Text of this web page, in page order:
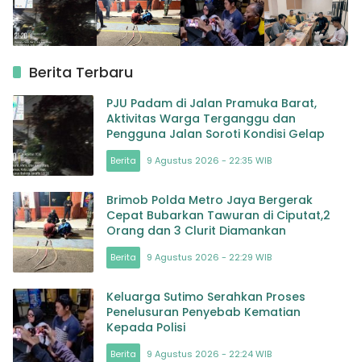
Berita Terbaru
PJU Padam di Jalan Pramuka Barat,
Aktivitas Warga Terganggu dan
Pengguna Jalan Soroti Kondisi Gelap
Berita 9 Agustus 2026 - 22:35 WIB
Brimob Polda Metro Jaya Bergerak
Cepat Bubarkan Tawuran di Ciputat,2
Orang dan 3 Clurit Diamankan
Berita 9 Agustus 2026 - 22:29 WIB
Keluarga Sutimo Serahkan Proses
Penelusuran Penyebab Kematian
Kepada Polisi
Berita 9 Agustus 2026 - 22:24 WIB